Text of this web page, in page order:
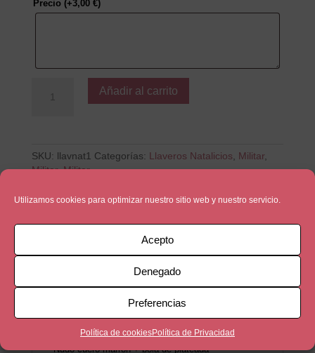
Utilizamos cookies para optimizar nuestro sitio web y nuestro servicio.
Acepto
Denegado
Preferencias
Política de cookiesPolítica de Privacidad
Precio (+3,00 €)
Añadir al carrito
SKU: llavnat1 Categorías: Llaveros Natalicios, Militar,
Militar,Militar
Descripción
Zamak + 5micras de plata
Datos bebe + cara bebe
Anilla espiral 30mm
Nudo cuero marrón + bola de plateada